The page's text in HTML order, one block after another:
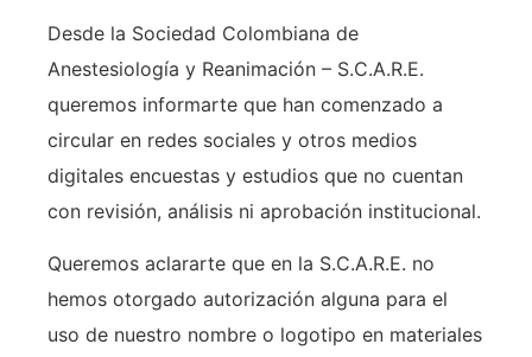
Desde la Sociedad Colombiana de
Anestesiología y Reanimación – S.C.A.R.E.
queremos informarte que han comenzado a
circular en redes sociales y otros medios
digitales encuestas y estudios que no cuentan
con revisión, análisis ni aprobación institucional.
Queremos aclararte que en la S.C.A.R.E. no
hemos otorgado autorización alguna para el
uso de nuestro nombre o logotipo en materiales